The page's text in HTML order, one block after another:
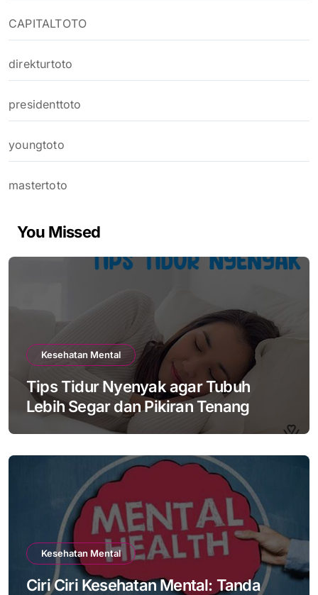
CAPITALTOTO
direkturtoto
presidenttoto
youngtoto
mastertoto
You Missed
Kesehatan Mental
Tips Tidur Nyenyak agar Tubuh
Lebih Segar dan Pikiran Tenang
Kesehatan Mental
Ciri Ciri Kesehatan Mental: Tanda